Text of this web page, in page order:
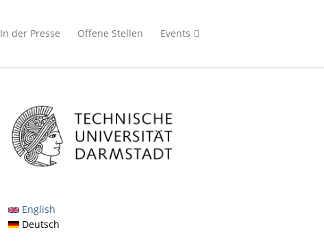
In der Presse Offene Stellen Events
English
Deutsch